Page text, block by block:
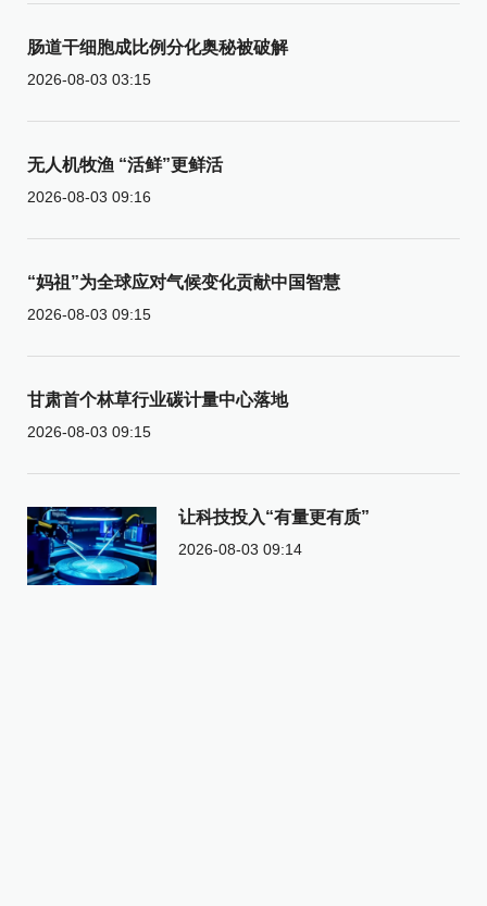
肠道干细胞成比例分化奥秘被破解
2026-08-03 03:15
无人机牧渔 “活鲜”更鲜活
2026-08-03 09:16
“妈祖”为全球应对气候变化贡献中国智慧
2026-08-03 09:15
甘肃首个林草行业碳计量中心落地
2026-08-03 09:15
让科技投入“有量更有质”
2026-08-03 09:14